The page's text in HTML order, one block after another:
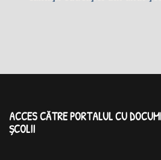
ACCES CĂTRE PORTALUL CU
ȘCOLII